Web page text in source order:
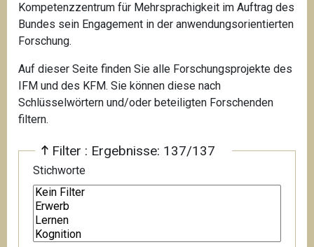
Kompetenzzentrum für Mehrsprachigkeit im Auftrag des
Bundes sein Engagement in der anwendungsorientierten
Forschung.
Auf dieser Seite finden Sie alle Forschungsprojekte des
IFM und des KFM. Sie können diese nach
Schlüsselwörtern und/oder beteiligten Forschenden
filtern.
Filter : Ergebnisse: 137/137
Stichworte